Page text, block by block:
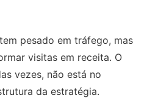
pesado em tráfego, mas
visitas em receita. O
vezes, não está no
da estratégia.